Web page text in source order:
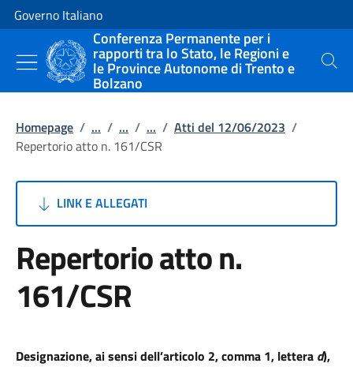
Vai al contenuto
Vai alla navigazione del sito
Governo Italiano
Conferenza Permanente per i
rapporti tra lo Stato, le Regioni e
le Province Autonome di Trento e
Bolzano
Cerca
Homepage / ... / ... / ... / Atti del 12/06/2023 /
Repertorio atto n. 161/CSR
LINK E ALLEGATI
Repertorio atto n.
161/CSR
Designazione, ai sensi dell’articolo 2, comma 1, lettera d),